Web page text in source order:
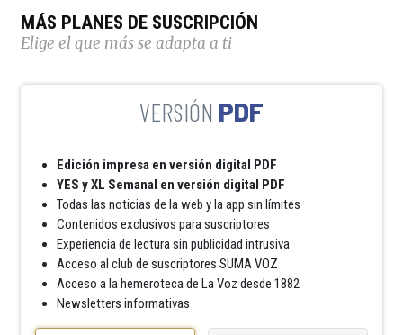
MÁS PLANES DE SUSCRIPCIÓN
Elige el que más se adapta a ti
PDF
Edición impresa en versión digital PDF
YES y XL Semanal en versión digital PDF
Todas las noticias de la web y la app sin límites
Contenidos exclusivos para suscriptores
Experiencia de lectura sin publicidad intrusiva
Acceso al club de suscriptores SUMA VOZ
Acceso a la hemeroteca de La Voz desde 1882
Newsletters informativas